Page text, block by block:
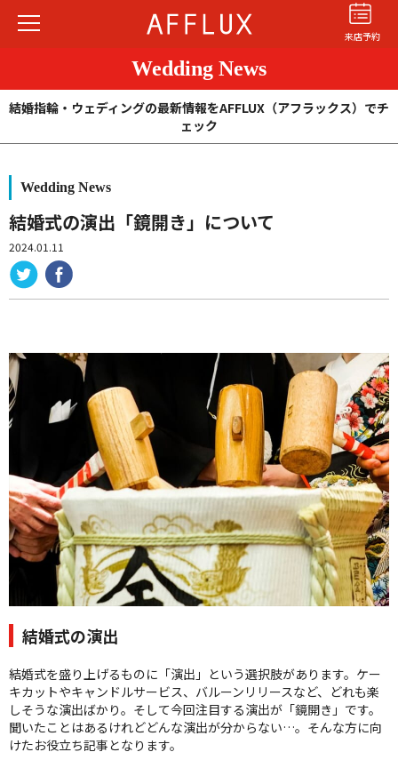
来店予約
商品カテゴリ
ショップ
無限大のオーダーメイド
クオリティ
AFFLUXダイヤモンド
お役立ち記事
フェア・ニュース
ブログ・お客様の声
カタログ請求
よくあるご質問| 会社概要|
採用情報
お問い合わせ|プライバシーポリシー
Wedding News
結婚指輪・ウェディングの最新情報をAFFLUX（アフラックス）でチ
ェック
Wedding News
結婚式の演出「鏡開き」について
2024.01.11
結婚式の演出
結婚式を盛り上げるものに「演出」という選択肢があります。ケー
キカットやキャンドルサービス、バルーンリリースなど、どれも楽
しそうな演出ばかり。そして今回注目する演出が「鏡開き」です。
聞いたことはあるけれどどんな演出が分からない…。そんな方に向
けたお役立ち記事となります。